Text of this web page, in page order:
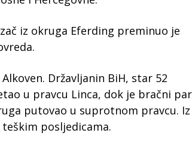
iz okruga Eferding preminuo je
Državljanin BiH, star 52
u pravcu Linca, dok je bračni par
putovao u suprotnom pravcu. Iz
posljedicama.